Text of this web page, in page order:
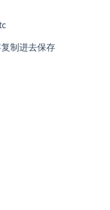
制进去保存